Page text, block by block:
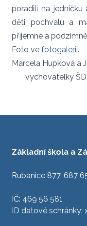
poradili na
děti pochvalu a
příjemné a
Foto ve fotogalerii.
Marcela Hupková a
vychovatelky ŠD
Základní škola a
Rubanice 877, 687
IČ: 469 56 581
ID datové schránky: